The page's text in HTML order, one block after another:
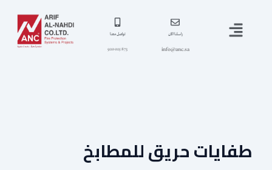
المحتوى
القائمة راسلنا الآن
info@anc.sa
تواصل معنا
873 025 920
طفايات حريق للمطابخ